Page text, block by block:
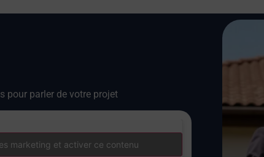
pour parler de votre projet
marketing et activer ce contenu